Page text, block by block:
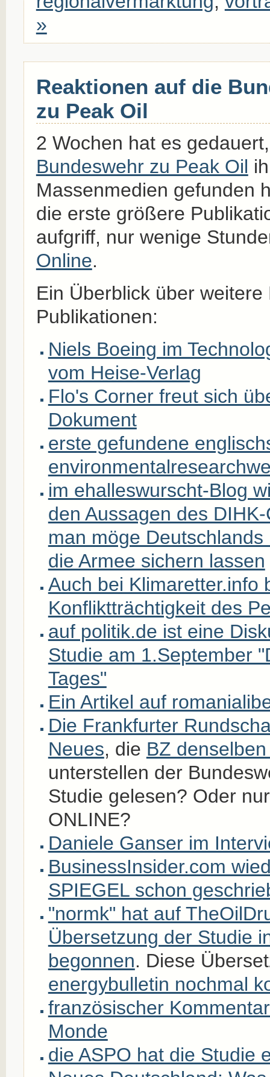
»
Reaktionen auf die
zu Peak Oil
2 Wochen hat es
Bundeswehr zu Peak Oil
Massenmedien gefunden
die erste größere
aufgriff, nur wenige
Online.
Ein Überblick über
Publikationen:
Niels Boeing im
vom Heise-Verlag
Flo's Corner freut sich
Dokument
erste gefundene
im ehalleswurscht-Blog
den Aussagen des
man möge
die Armee sichern lassen
Auch bei Klimaretter.info
Konfliktträchtigkeit des
auf politik.de ist eine
Studie am 1.September
Tages"
Ein Artikel auf
Die Frankfurter
Neues, die BZ
unterstellen der
Studie gelesen? Oder
ONLINE?
Daniele Ganser im
BusinessInsider.com
SPIEGEL schon
"normk" hat auf
Übersetzung der Studie
begonnen. Diese
energybulletin nochmal
französischer
Monde
die ASPO hat die Studie